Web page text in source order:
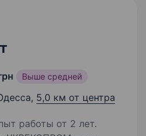
Выше средней
5,0 км от центра
работы от 2 лет.